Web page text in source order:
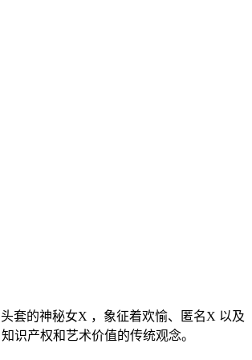
套的神秘女X ，象征着欢愉、匿名X 以及
识产权和艺术价值的传统观念。